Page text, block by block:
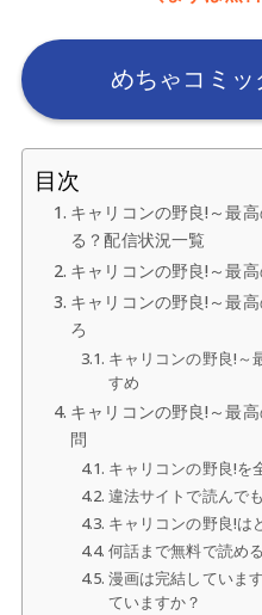
めちゃコミ
目次
キャリコンの野良!～最
る？配信状況一覧
キャリコンの野良!～最
キャリコンの野良!～最
ろ
キャリコンの野良!～
すめ
キャリコンの野良!～最
問
キャリコンの野良!を
違法サイトで読んで
キャリコンの野良!は
何話まで無料で読め
漫画は完結していま
ていますか？